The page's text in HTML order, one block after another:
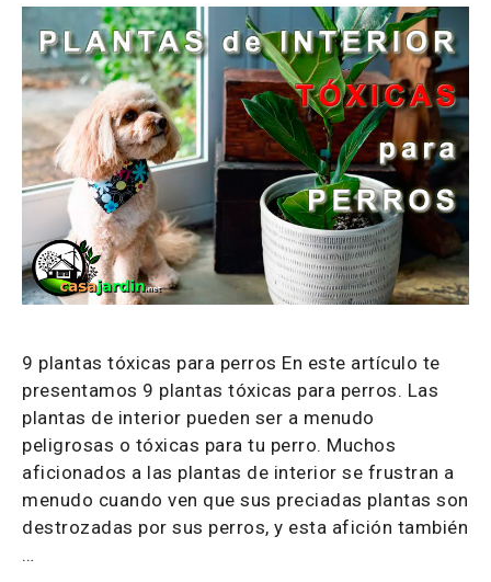
9 plantas tóxicas para perros En este artículo te
presentamos 9 plantas tóxicas para perros. Las
plantas de interior pueden ser a menudo
peligrosas o tóxicas para tu perro. Muchos
aficionados a las plantas de interior se frustran a
menudo cuando ven que sus preciadas plantas son
destrozadas por sus perros, y esta afición también
…